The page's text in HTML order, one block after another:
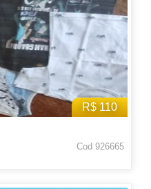
R$ 110
Cod 926665